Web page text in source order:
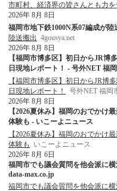
市町村、経済界の皆さんとも力
2026年 8月 8日
福岡市地下鉄1000N系07編成が陸
陸送搬出 4gousya.net
2026年 8月 8日
【福岡市博多区】初日からJR博
日現地レポート！ - 号外NET 福
【福岡市博多区】初日からJR博
日現地レポート！
号外NET 福岡
2026年 8月 8日
【2026夏休み】福岡のおでかけ
体験も - いこーよニュース
【2026夏休み】福岡のおでかけ
体験も
いこーよニュース
2026年 8月 6日
福岡市でも議会質問を他会派に
data-max.co.jp
福岡市でも議会質問を他会派に